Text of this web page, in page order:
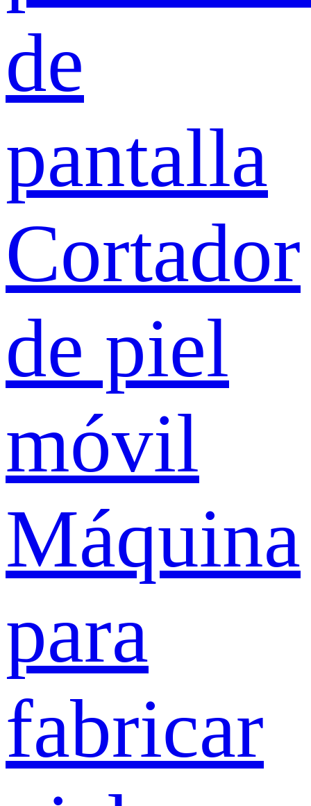
de
pantalla
Cortador
de piel
móvil
Máquina
para
fabricar